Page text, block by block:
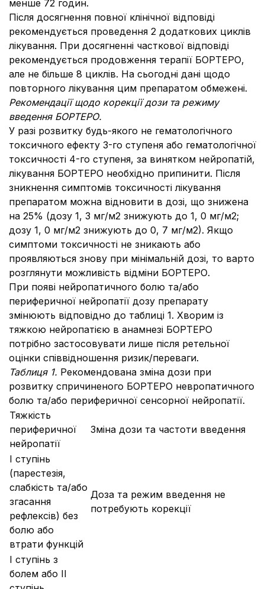
менше 72 годин.
Після досягнення повної клінічної відповіді
рекомендується проведення 2 додаткових циклів
лікування. При досягненні часткової відповіді
рекомендується продовження терапії БОРТЕРО,
але не більше 8 циклів. На сьогодні дані щодо
повторного лікування цим препаратом обмежені.
Рекомендації щодо корекції дози та режиму
введення БОРТЕРО.
У разі розвитку будь-якого не гематологічного
токсичного ефекту 3-го ступеня або гематологічної
токсичності 4-го ступеня, за винятком нейропатій,
лікування БОРТЕРО необхідно припинити. Після
зникнення симптомів токсичності лікування
препаратом можна відновити в дозі, що знижена
на 25% (дозу 1, 3 мг/м2 знижують до 1, 0 мг/м2;
дозу 1, 0 мг/м2 знижують до 0, 7 мг/м2). Якщо
симптоми токсичності не зникають або
проявляються знову при мінімальній дозі, то варто
розглянути можливість відміни БОРТЕРО.
При появі нейропатичного болю та/або
периферичної нейропатії дозу препарату
змінюють відповідно до таблиці 1. Хворим із
тяжкою нейропатією в анамнезі БОРТЕРО
потрібно застосовувати лише після ретельної
оцінки співвідношення ризик/переваги.
Таблиця 1. Рекомендована зміна дози при
розвитку спричиненого БОРТЕРО невропатичного
болю та/або периферичної сенсорної нейропатії.
Тяжкість
периферичної
нейропатії
Зміна дози та частоти введення
І ступінь
(парестезія,
слабкість та/або
згасання
рефлексів) без
болю або
втрати функцій
Доза та режим введення не
потребують корекції
І ступінь з
болем або ІІ